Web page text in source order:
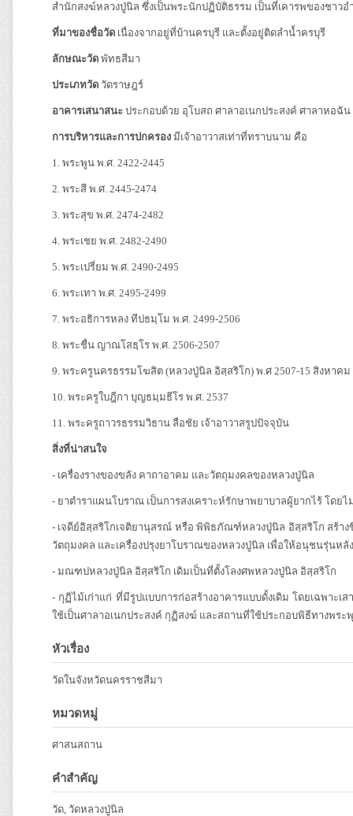
สำนักสงฆ์หลวงปู่นิล ซึ่งเป็นพระนักปฏิบัติธรรม เป็นที่เคารพของชา
ที่มาของชื่อวัด เนื่องจากอยู่ที่บ้านครบุรี และตั้งอยู่ติดลำน้ำครบุรี
ลักษณะวัด พัทธสีมา
ประเภทวัด วัดราษฎร์
อาคารเสนาสนะ ประกอบด้วย อุโบสถ ศาลาอเนกประสงค์ ศาลาหอ
การบริหารและการปกครอง มีเจ้าอาวาสเท่าที่ทราบนาม คือ
1. พระพูน พ.ศ. 2422-2445
2. พระสี พ.ศ. 2445-2474
3. พระสุข พ.ศ. 2474-2482
4. พระเชย พ.ศ. 2482-2490
5. พระเปรี่ยม พ.ศ. 2490-2495
6. พระเทา พ.ศ. 2495-2499
7. พระอธิการหลง ทีปธมฺโม พ.ศ. 2499-2506
8. พระชื่น ญาณโสธฺโร พ.ศ. 2506-2507
9. พระครูนครธรรมโฆสิต (หลวงปู่นิล อิสฺสริโก) พ.ศ 2507-15 สิงหาคม
10. พระครูใบฎีกา บุญธมฺมธีโร พ.ศ. 2537
11. พระครูถาวรธรรมวิธาน ลือชัย เจ้าอาวาสรูปปัจจุบัน
สิ่งที่น่าสนใจ
- เครื่องรางของขลัง คาถาอาคม และวัตถุมงคลของหลวงปู่นิล
- ยาตำราแผนโบราณ เป็นการสงเคราะห์รักษาพยาบาลผู้ยากไร้ โด
- เจดีย์อิสฺสริโกเจติยานุสรณ์ หรือ พิพิธภัณฑ์หลวงปู่นิล อิสฺสริโก สร้าง
วัตถุมงคล และเครื่องปรุงยาโบราณของหลวงปู่นิล เพื่อให้อนุชนรุ่นห
- มณฑปหลวงปู่นิล อิสฺสริโก เดิมเป็นที่ตั้งโลงศพหลวงปู่นิล อิสฺสริโก
- กุฏิไม้เก่าแก่ ที่มีรูปแบบการก่อสร้างอาคารแบบดั้งเดิม โดยเฉพา
ใช้เป็นศาลาอเนกประสงค์ กุฏิสงฆ์ และสถานที่ใช้ประกอบพิธีทางพระ
หัวเรื่อง
วัดในจังหวัดนครราชสีมา
หมวดหมู่
ศาสนสถาน
คำสำคัญ
วัด, วัดหลวงปู่นิล